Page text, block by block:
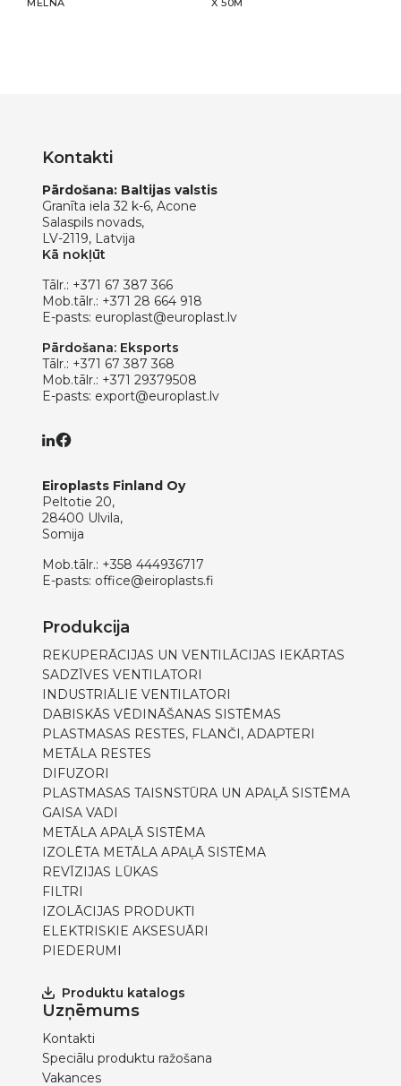
MELNA
X 50M
Kontakti
Pārdošana: Baltijas valstis
Granīta iela 32 k-6, Acone
Salaspils novads,
LV-2119, Latvija
Kā nokļūt
Tālr.: +371 67 387 366
Mob.tālr.: +371 28 664 918
E-pasts: europlast@europlast.lv
Pārdošana: Eksports
Tālr.: +371 67 387 368
Mob.tālr.: +371 29379508
E-pasts: export@europlast.lv
Eiroplasts Finland Oy
Peltotie 20,
28400 Ulvila,
Somija
Mob.tālr.: +358 444936717
E-pasts: office@eiroplasts.fi
Produkcija
REKUPERĀCIJAS UN VENTILĀCIJAS IEKĀRTAS
SADZĪVES VENTILATORI
INDUSTRIĀLIE VENTILATORI
DABISKĀS VĒDINĀŠANAS SISTĒMAS
PLASTMASAS RESTES, FLANČI, ADAPTERI
METĀLA RESTES
DIFUZORI
PLASTMASAS TAISNSTŪRA UN APAĻĀ SISTĒMA
GAISA VADI
METĀLA APAĻĀ SISTĒMA
IZOLĒTA METĀLA APAĻĀ SISTĒMA
REVĪZIJAS LŪKAS
FILTRI
IZOLĀCIJAS PRODUKTI
ELEKTRISKIE AKSESUĀRI
PIEDERUMI
Produktu katalogs
Uzņēmums
Kontakti
Speciālu produktu ražošana
Vakances